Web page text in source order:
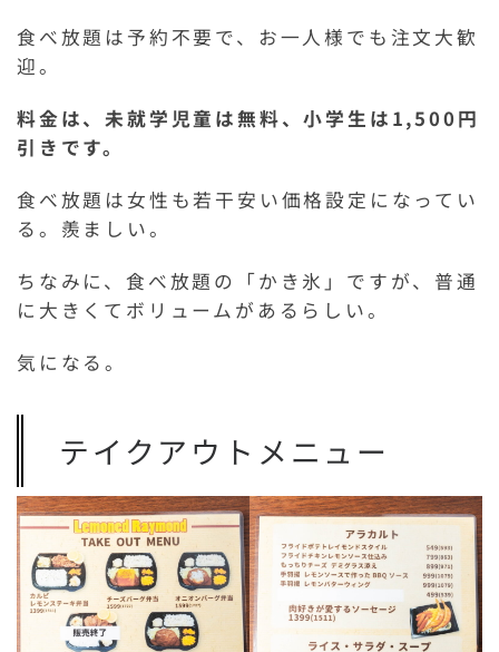
食べ放題は予約不要で、お一人様でも注文大歓
迎。
料金は、未就学児童は無料、小学生は1,500円
引きです。
食べ放題は女性も若干安い価格設定になってい
る。羨ましい。
ちなみに、食べ放題の「かき氷」ですが、普通
に大きくてボリュームがあるらしい。
気になる。
テイクアウトメニュー